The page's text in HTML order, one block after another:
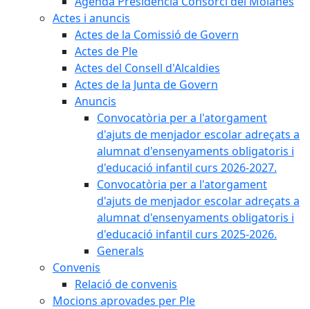
Actes i anuncis
Actes de la Comissió de Govern
Actes de Ple
Actes del Consell d'Alcaldies
Actes de la Junta de Govern
Anuncis
Convocatòria per a l'atorgament
d'ajuts de menjador escolar adreçats a
alumnat d'ensenyaments obligatoris i
d'educació infantil curs 2026-2027.
Convocatòria per a l'atorgament
d'ajuts de menjador escolar adreçats a
alumnat d'ensenyaments obligatoris i
d'educació infantil curs 2025-2026.
Generals
Convenis
Relació de convenis
Mocions aprovades per Ple